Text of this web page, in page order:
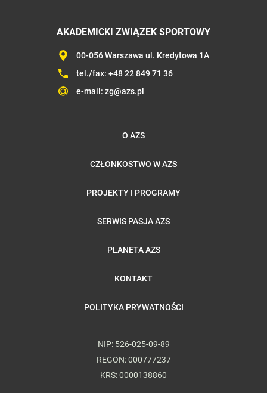
AKADEMICKI ZWIĄZEK SPORTOWY
00-056 Warszawa ul. Kredytowa 1A
tel./fax: +48 22 849 71 36
e-mail: zg@azs.pl
O AZS
CZŁONKOSTWO W AZS
PROJEKTY I PROGRAMY
SERWIS PASJA AZS
PLANETA AZS
KONTAKT
POLITYKA PRYWATNOŚCI
NIP: 526-025-09-89
REGON: 000777237
KRS: 0000138860